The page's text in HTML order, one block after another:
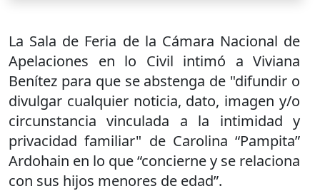
La Sala de Feria de la Cámara Nacional de
Apelaciones en lo Civil intimó a Viviana
Benítez para que se abstenga de "difundir o
divulgar cualquier noticia, dato, imagen y/o
circunstancia vinculada a la intimidad y
privacidad familiar" de Carolina “Pampita”
Ardohain en lo que “concierne y se relaciona
con sus hijos menores de edad”.